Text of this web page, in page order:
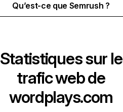
Qu’est-ce que Semrush ?
Statistiques sur le
trafic web de
wordplays.com